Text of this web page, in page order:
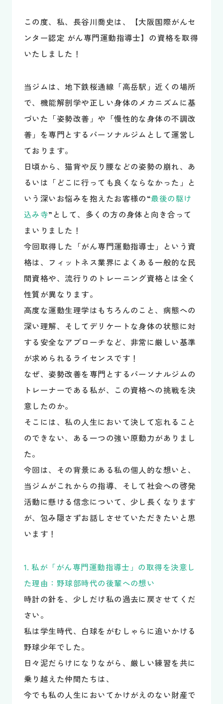
この度、私、長谷川喬史は、【大阪国際がんセ
ンター認定 がん専門運動指導士】の資格を取得
いたしました！
当ジムは、地下鉄桜通線「高岳駅」近くの場所
で、機能解剖学や正しい身体のメカニズムに基
づいた「姿勢改善」や「慢性的な身体の不調改
善」を専門とするパーソナルジムとして運営し
ております。
日頃から、猫背や反り腰などの姿勢の崩れ、あ
るいは「どこに行っても良くならなかった」と
いう深いお悩みを抱えたお客様の“最後の駆け
込み寺”として、多くの方の身体と向き合って
まいりました！
今回取得した「がん専門運動指導士」という資
格は、フィットネス業界によくある一般的な民
間資格や、流行りのトレーニング資格とは全く
性質が異なります。
高度な運動生理学はもちろんのこと、病態への
深い理解、そしてデリケートな身体の状態に対
する安全なアプローチなど、非常に厳しい基準
が求められるライセンスです！
なぜ、姿勢改善を専門とするパーソナルジムの
トレーナーである私が、この資格への挑戦を決
意したのか。
そこには、私の人生において決して忘れること
のできない、ある一つの強い原動力がありまし
た。
今回は、その背景にある私の個人的な想いと、
当ジムがこれからの指導、そして社会への啓発
活動に懸ける信念について、少し長くなります
が、包み隠さずお話しさせていただきたいと思
います！
1. 私が「がん専門運動指導士」の取得を決意し
た理由：野球部時代の後輩への想い
時計の針を、少しだけ私の過去に戻させてくだ
さい。
私は学生時代、白球をがむしゃらに追いかける
野球少年でした。
日々泥だらけになりながら、厳しい練習を共に
乗り越えた仲間たちは、
今でも私の人生においてかけがえのない財産で